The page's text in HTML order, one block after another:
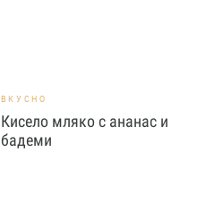
ВКУСНО
Кисело мляко с ананас и
бадеми